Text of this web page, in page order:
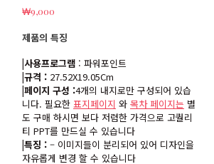
₩9,000
제품의 특징
|사용프로그램 : 파워포인트
|규격 : 27.52X19.05Cm
|페이지 구성 :4개의 내지로만 구성되어 있습
니다. 필요한 표지페이지 와 목차 페이지는 별
도 구매 하시면 보다 저렴한 가격으로 고퀄리
티 PPT를 만드실 수 있습니다
|특징 : – 이미지들이 분리되어 있어 디자인을
자유롭게 변경 할 수 있습니다